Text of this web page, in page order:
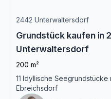
2442 Unterwaltersdorf
Grundstück kaufen in
Unterwaltersdorf
200 m²
11 Idyllische
Ebreichsdorf